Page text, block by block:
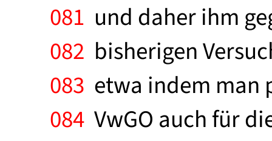
081 und daher ihm
082 bisherigen
083 etwa indem man
084 VwGO auch für